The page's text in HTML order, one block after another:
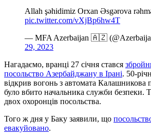
Allah şəhidimiz Orxan Əsgərova
pic.twitter.com/vXjBp6hw4T
— MFA Azerbaijan 🇦🇿
29, 2023
Нагадаємо, вранці 27 січня стався
посольство Азербайджану в Ірані. 50-
відкрив вогонь з автомата Калашникова
було вбито начальника служби безпеки.
двох охоронців посольства.
Того ж дня у Баку заявили, що
евакуйовано.